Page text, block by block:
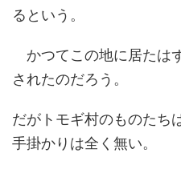
るという。
かつてこの地に居たは
されたのだろう。
だがトモギ村のものたち
手掛かりは全く無い。